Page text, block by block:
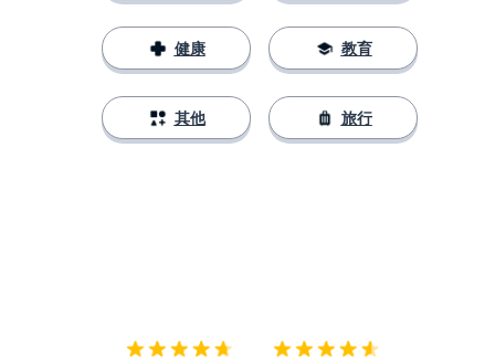
健康
其他
教育
旅行